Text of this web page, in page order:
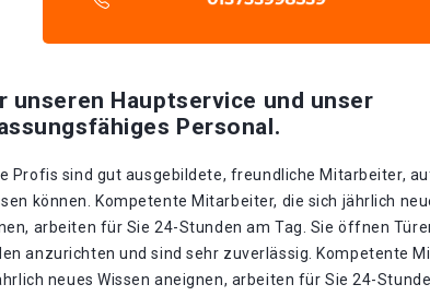
unseren Hauptservice und unser
Personal.
Profis sind gut ausgebildete, freundliche Mitarbeiter,
können. Kompetente Mitarbeiter, die sich jährlich
arbeiten für Sie 24-Stunden am Tag. Sie öffnen
anzurichten und sind sehr zuverlässig. Kompetente
neues Wissen aneignen, arbeiten für Sie 24-